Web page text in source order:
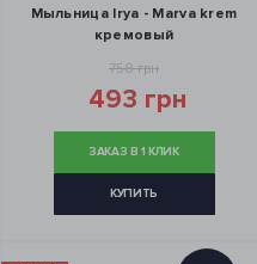
Мыльница Irya - Marva krem
кремовый
758 грн
493 грн
ЗАКАЗ В 1 КЛИК
КУПИТЬ